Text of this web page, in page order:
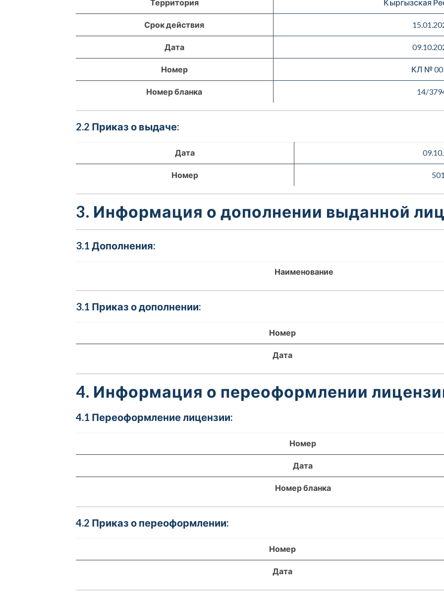
Территория Кыргызская
Срок действия
Дата
Номер КЛ №
Номер бланка 14/
2.2 Приказ о выдаче:
Дата
Номер
3. Информация о дополнении выданной
3.1 Дополнения:
Наименование
3.1 Приказ о дополнении:
Номер
Дата
4. Информация о переоформлении
4.1 Переоформление лицензии:
Номер
Дата
Номер бланка
4.2 Приказ о переоформлении:
Номер
Дата